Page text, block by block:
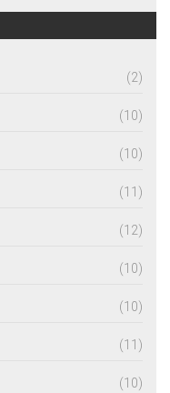
(2)
(10)
(10)
(11)
(12)
(10)
(10)
(11)
(10)